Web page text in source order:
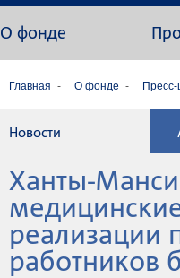
О фонде
Главная О фонде
Новости
Ханты-
реализации
работников